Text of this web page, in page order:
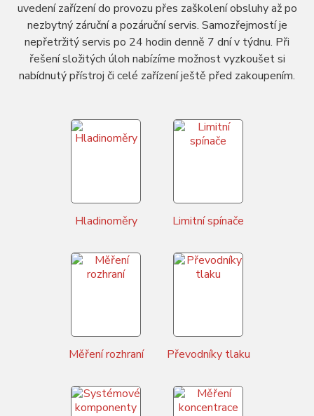
uvedení zařízení do provozu přes zaškolení obsluhy až po
nezbytný záruční a pozáruční servis. Samozřejmostí je
nepřetržitý servis po 24 hodin denně 7 dní v týdnu. Při
řešení složitých úloh nabízíme možnost vyzkoušet si
nabídnutý přístroj či celé zařízení ještě před zakoupením.
Hladinoměry Limitní spínače
Měření rozhraní Převodníky tlaku